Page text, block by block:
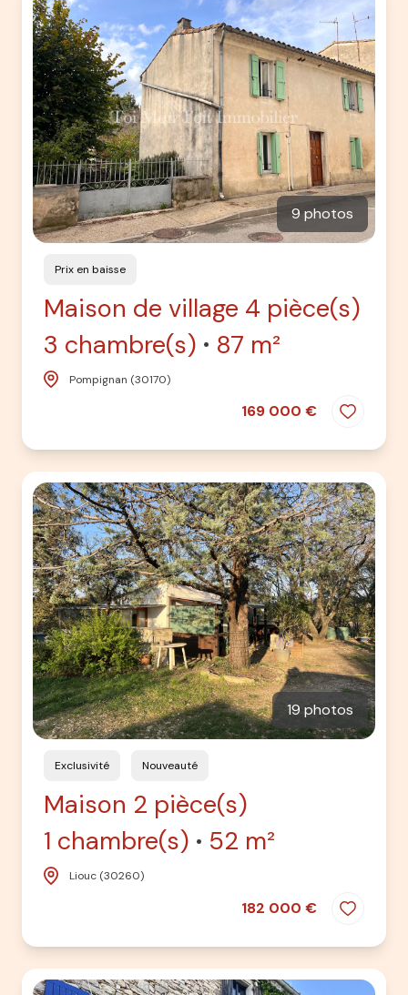
9 photos
Prix en baisse
Maison de village 4 pièce(s)
3 chambre(s)
87 m²
Pompignan (30170)
169 000 €
19 photos
Exclusivité Nouveauté
Maison 2 pièce(s)
1 chambre(s)
52 m²
Liouc (30260)
182 000 €